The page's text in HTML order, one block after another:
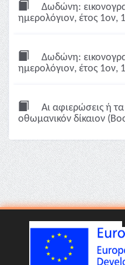
Δωδώνη:
ημερολόγιον, έτος 1ον,
Δωδώνη:
ημερολόγιον, έτος 1ον,
Αι αφιερώσεις ή
οθωμανικόν δίκαιον